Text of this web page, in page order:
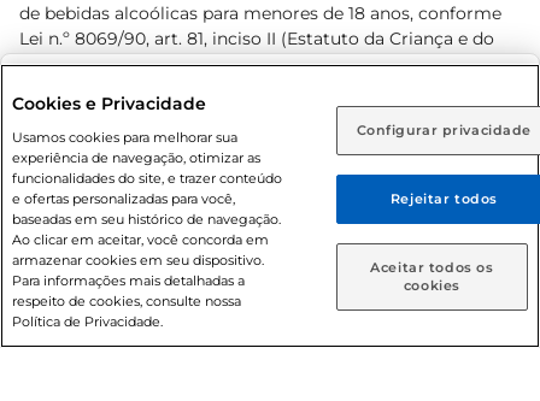
Rio de Janeiro (RJ) Goiás (GO)
Ou
Caso queira comprar online, informe como deseja receber
suas compras:
Entrega em casa Retire em Loja
de bebidas alcoólicas para menores de 18 anos, conforme
Lei n.º 8069/90, art. 81, inciso II (Estatuto da Criança e do
Adolescente). Preços e condições exclusivos para o
prévio. O valor mínimo para as compras on-line é de R$
80,00.
© 2026 Copyright. Todos os direitos
reservados Prezunic.
Cookies e Privacidade
Usamos cookies para melhorar sua
experiência de navegação, otimizar as
funcionalidades do site, e trazer conteúdo
e ofertas personalizadas para você,
baseadas em seu histórico de navegação.
Ao clicar em aceitar, você concorda em
armazenar cookies em seu dispositivo.
Para informações mais detalhadas a
respeito de cookies, consulte nossa
Política de Privacidade.
Configurar privacidade
Rejeitar todos
Aceitar todos os
cookies